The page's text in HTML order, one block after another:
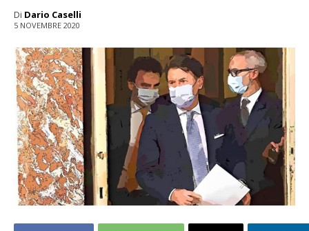
Di Dario Caselli
5 NOVEMBRE 2020